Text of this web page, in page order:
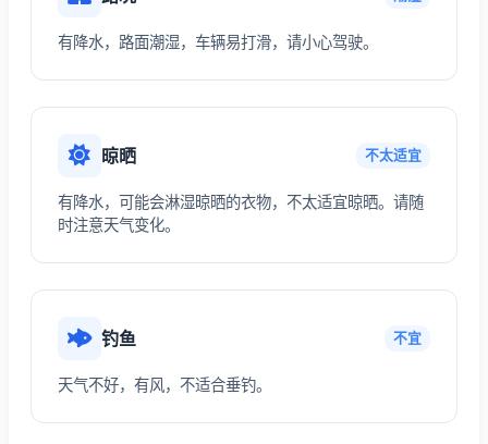
有降水，路面潮湿，车辆易打滑，请小心驾驶。
晾晒 不太适宜
有降水，可能会淋湿晾晒的衣物，不太适宜晾晒。请随
时注意天气变化。
钓鱼 不宜
天气不好，有风，不适合垂钓。